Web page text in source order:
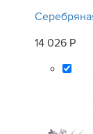
14 026 Р